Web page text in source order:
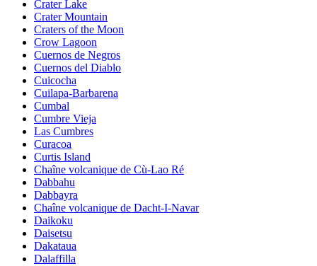
Crater Lake
Crater Mountain
Craters of the Moon
Crow Lagoon
Cuernos de Negros
Cuernos del Diablo
Cuicocha
Cuilapa-Barbarena
Cumbal
Cumbre Vieja
Las Cumbres
Curacoa
Curtis Island
Chaîne volcanique de Cù-Lao Ré
Dabbahu
Dabbayra
Chaîne volcanique de Dacht-I-Navar
Daikoku
Daisetsu
Dakataua
Dalaffilla